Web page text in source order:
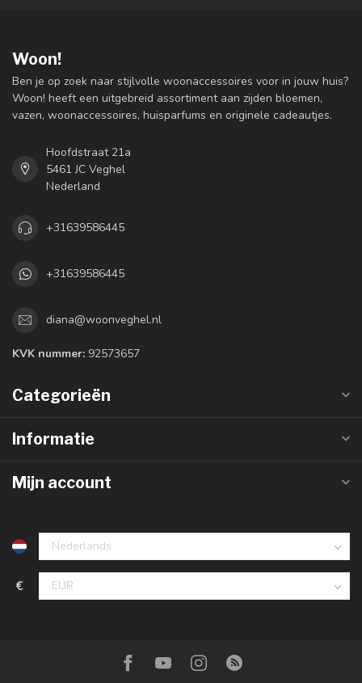
Woon!
Ben je op zoek naar stijlvolle woonaccessoires voor in jouw huis?
Woon! heeft een uitgebreid assortiment aan zijden bloemen,
vazen, woonaccessoires, huisparfums en originele cadeautjes.
Hoofdstraat 21a
5461 JC Veghel
Nederland
+31639586445
+31639586445
diana@woonveghel.nl
KVK nummer: 92573657
Categorieën
Informatie
Mijn account
€